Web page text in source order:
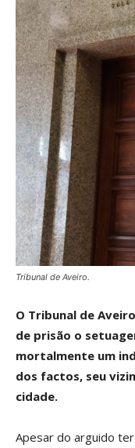
Tribunal de Aveiro.
O Tribunal de
de prisão o
mortalmente um
dos factos, seu
cidade.
Apesar do arguido